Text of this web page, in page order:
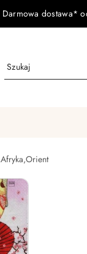
Darmowa dostawa*